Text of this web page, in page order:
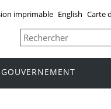
imprimable English Carte
GOUVERNEMENT